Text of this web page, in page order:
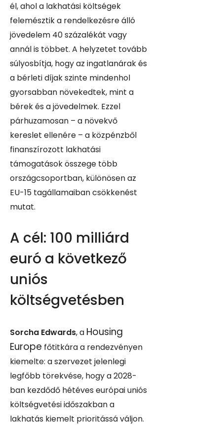
él, ahol a lakhatási költségek
felemésztik a rendelkezésre álló
jövedelem 40 százalékát vagy
annál is többet. A helyzetet tovább
súlyosbítja, hogy az ingatlanárak és
a bérleti díjak szinte mindenhol
gyorsabban növekedtek, mint a
bérek és a jövedelmek. Ezzel
párhuzamosan – a növekvő
kereslet ellenére – a közpénzből
finanszírozott lakhatási
támogatások összege több
országcsoportban, különösen az
EU-15 tagállamaiban csökkenést
mutat.
A cél: 100 milliárd
euró a következő
uniós
költségvetésben
Sorcha Edwards, a Housing
Europe főtitkára a rendezvényen
kiemelte: a szervezet jelenlegi
legfőbb törekvése, hogy a 2028-
ban kezdődő hétéves európai uniós
költségvetési időszakban a
lakhatás kiemelt prioritássá váljon.